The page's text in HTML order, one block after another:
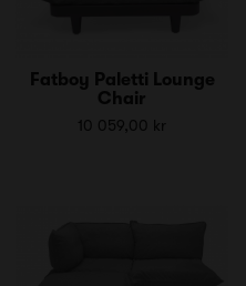
Fatboy Paletti Lounge
Chair
10 059,00 kr